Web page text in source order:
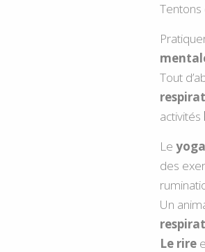
Tentons
Tout
activités
Le
des
Un
Le rire